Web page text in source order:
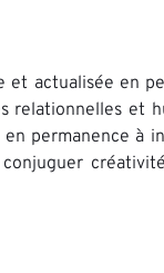
actualisée en
relationnelles et
permanence à